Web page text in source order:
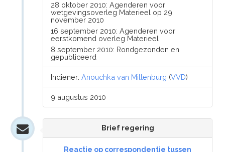
28 oktober 2010: Agenderen voor
wetgevingsoverleg Materieel op 29
november 2010
16 september 2010: Agenderen voor
eerstkomend overleg Materieel
8 september 2010: Rondgezonden en
gepubliceerd
Indiener:Anouchka van Miltenburg (VVD)
9 augustus 2010
Brief regering
Reactie op correspondentie tussen